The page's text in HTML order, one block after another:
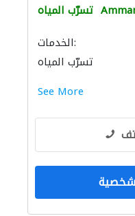
تسرّب المياه
الخدمات:
تسرّب المياه
See More